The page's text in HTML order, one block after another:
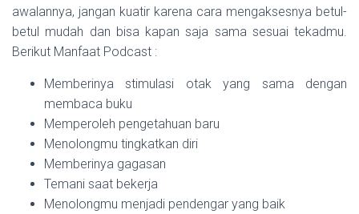
awalannya, jangan kuatir karena cara mengaksesnya betul-
betul mudah dan bisa kapan saja sama sesuai tekadmu.
Berikut Manfaat Podcast :
Memberinya stimulasi otak yang sama dengan
membaca buku
Memperoleh pengetahuan baru
Menolongmu tingkatkan diri
Memberinya gagasan
Temani saat bekerja
Menolongmu menjadi pendengar yang baik